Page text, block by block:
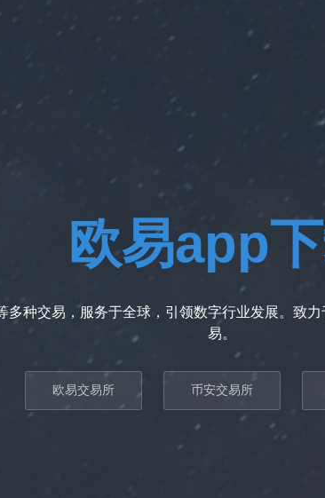
欧易app
种交易，服务于全球，引领数字行业发展。致
易。
欧易交易所 币安交易所